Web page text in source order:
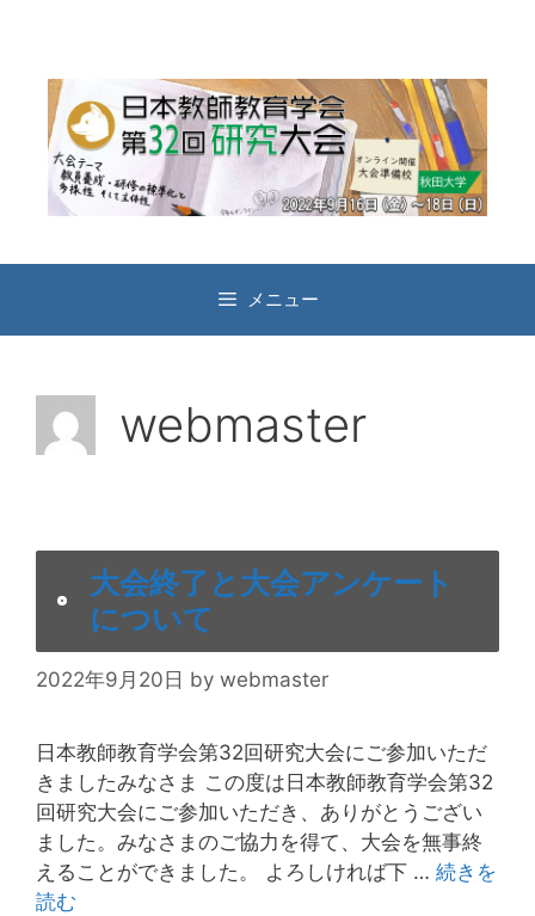
メニュー
webmaster
大会終了と大会アンケート
について
2022年9月20日 by webmaster
日本教師教育学会第32回研究大会にご参加いただ
きましたみなさま この度は日本教師教育学会第32
回研究大会にご参加いただき、ありがとうござい
ました。みなさまのご協力を得て、大会を無事終
えることができました。 よろしければ下 … 続きを
読む